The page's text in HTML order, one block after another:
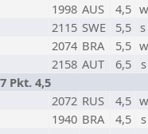
1998 AUS 4,5
2115 SWE 5,5
2074 BRA 5,5
2158 AUT 6,5
Pkt. 4,5
2072 RUS 4,5
1940 BRA 4,5